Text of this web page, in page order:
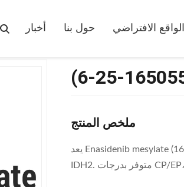
الافتراضي حول بنا أخبار
ملخص المنتج
يعد Enasidenib mesylate (1650550-25-6) مثبطًا فمويًا هو الأول من نوعه لسرطان الدم النخاعي المزمن المتحور